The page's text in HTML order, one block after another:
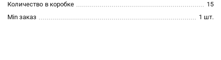
Количество в коробке
15
Min заказ
1 шт.